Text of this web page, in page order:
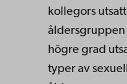
kollegors
åldersgruppen
högre grad
typer av